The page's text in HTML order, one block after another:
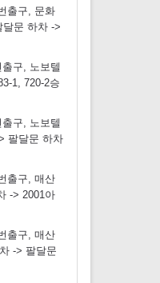
출구, 문화
문 하차 ->
구, 노보텔
1, 720-2승
구, 노보텔
팔달문 하차
출구, 매산
-> 2001아
출구, 매산
-> 팔달문